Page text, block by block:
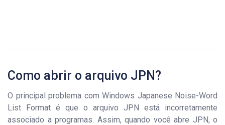
Como abrir o arquivo JPN?
O principal problema com Windows Japanese Noise-Word
List Format é que o arquivo JPN está incorretamente
associado a programas. Assim, quando você abre JPN, o